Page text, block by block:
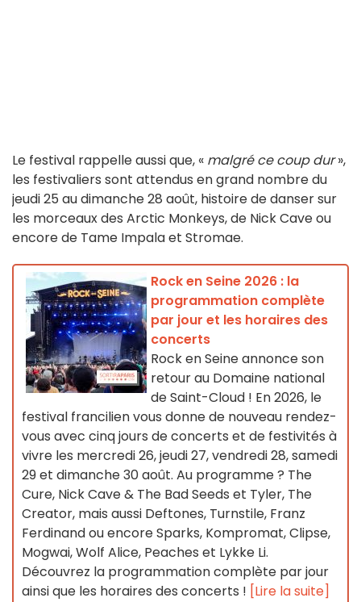
Le festival rappelle aussi que, « malgré ce coup dur»,
les festivaliers sont attendus en grand nombre du
jeudi 25 au dimanche 28 août, histoire de danser sur
les morceaux des Arctic Monkeys, de Nick Cave ou
encore de Tame Impala et Stromae.
Rock en Seine 2026 : la
programmation complète
par jour et les horaires des
concerts
Rock en Seine annonce son
retour au Domaine national
de Saint-Cloud ! En 2026, le
festival francilien vous donne de nouveau rendez-
vous avec cinq jours de concerts et de festivités à
vivre les mercredi 26, jeudi 27, vendredi 28, samedi
29 et dimanche 30 août. Au programme ? The
Cure, Nick Cave & The Bad Seeds et Tyler, The
Creator, mais aussi Deftones, Turnstile, Franz
Ferdinand ou encore Sparks, Kompromat, Clipse,
Mogwai, Wolf Alice, Peaches et Lykke Li.
Découvrez la programmation complète par jour
ainsi que les horaires des concerts ! [Lire la suite]